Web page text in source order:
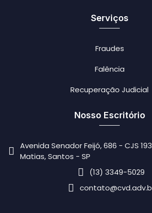
Serviços
Fraudes
Falência
Recuperação Judicial
Nosso Escritório
Avenida Senador Feijó, 686 - CJS
Matias, Santos - SP
(13) 3349-5029